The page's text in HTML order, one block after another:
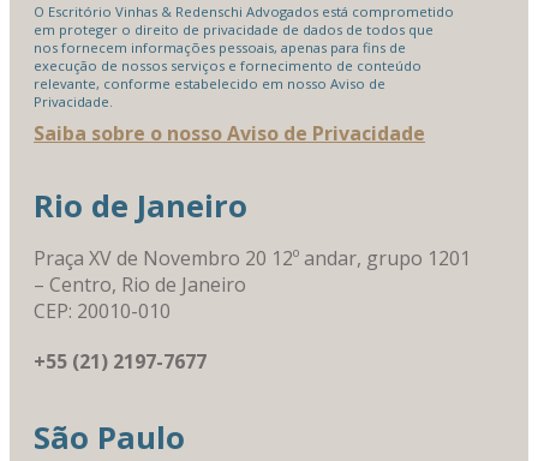
O Escritório Vinhas & Redenschi Advogados está comprometido
em proteger o direito de privacidade de dados de todos que
nos fornecem informações pessoais, apenas para fins de
execução de nossos serviços e fornecimento de conteúdo
relevante, conforme estabelecido em nosso Aviso de
Privacidade.
Saiba sobre o nosso Aviso de Privacidade
Rio de Janeiro
Praça XV de Novembro 20 12º andar, grupo 1201
– Centro, Rio de Janeiro
CEP: 20010-010
+55 (21) 2197-7677
São Paulo